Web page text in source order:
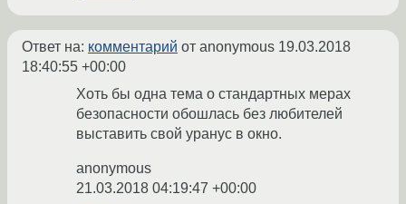
Ответ на: комментарий от anonymous 19.03.2018
18:40:55 +00:00
Хоть бы одна тема о стандартных мерах
безопасности обошлась без любителей
выставить свой уранус в окно.
anonymous
21.03.2018 04:19:47 +00:00